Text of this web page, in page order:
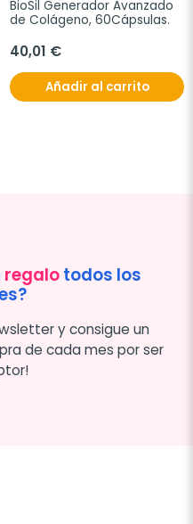
BioSil Generador Avanzado
de Colágeno, 60Cápsulas.
40,01 €
Añadir al carrito
regalotodos los
y consigue un
de cada mes por ser